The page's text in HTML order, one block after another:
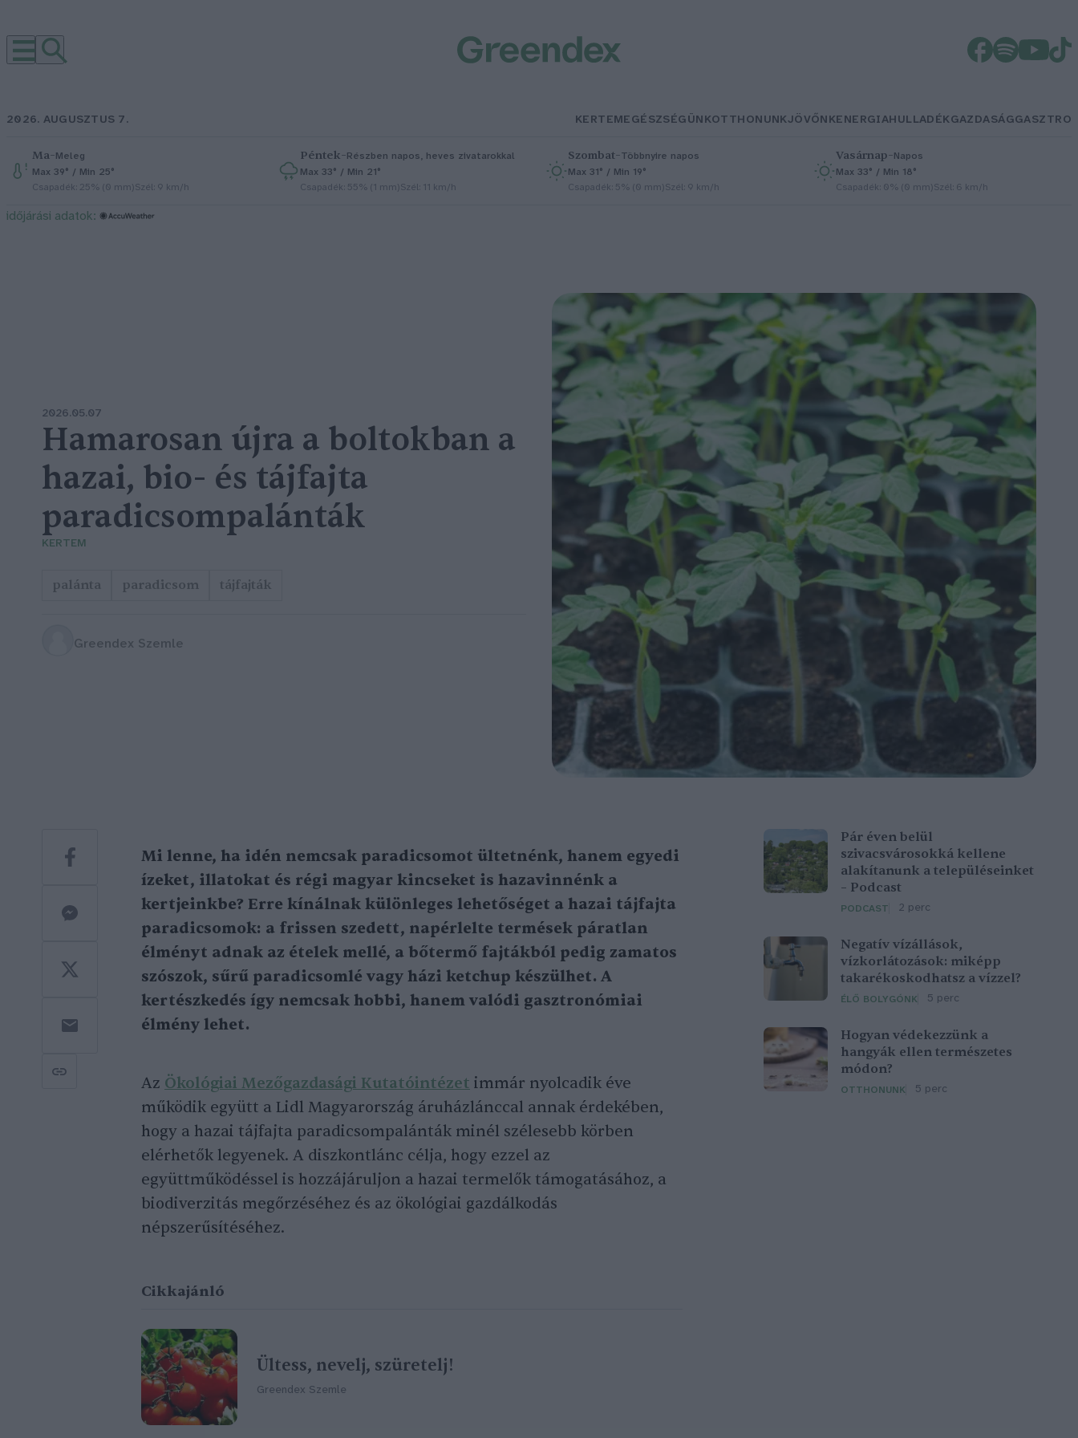
2026. AUGUSZTUS 7. KERTEMEGÉSZSÉGÜNKOTTHONUNKJÖVŐNKENERGIAHULLADÉKGAZDASÁGGASZTRO
Ma–Meleg
Max 39° / Min 25°
Csapadék: 25% (0 mm)Szél: 9 km/h
Péntek–Részben napos, heves zivatarokkal
Max 33° / Min 21°
Csapadék: 55% (1 mm)Szél: 11 km/h
Szombat–Többnyire napos
Max 31° / Min 19°
Csapadék: 5% (0 mm)Szél: 9 km/h
Vasárnap–Napos
Max 33° / Min 18°
Csapadék: 0% (0 mm)Szél: 6 km/h
időjárási adatok:
2026.05.07
Hamarosan újra a boltokban a
hazai, bio- és tájfajta
paradicsompalánták
KERTEM
palánta paradicsom tájfajták
Greendex Szemle
Mi lenne, ha idén nemcsak paradicsomot ültetnénk, hanem egyedi
ízeket, illatokat és régi magyar kincseket is hazavinnénk a
kertjeinkbe? Erre kínálnak különleges lehetőséget a hazai tájfajta
paradicsomok: a frissen szedett, napérlelte termések páratlan
élményt adnak az ételek mellé, a bőtermő fajtákból pedig zamatos
szószok, sűrű paradicsomlé vagy házi ketchup készülhet. A
kertészkedés így nemcsak hobbi, hanem valódi gasztronómiai
élmény lehet.
Az Ökológiai Mezőgazdasági Kutatóintézet immár nyolcadik éve
működik együtt a Lidl Magyarország áruházlánccal annak érdekében,
hogy a hazai tájfajta paradicsompalánták minél szélesebb körben
elérhetők legyenek. A diszkontlánc célja, hogy ezzel az
együttműködéssel is hozzájáruljon a hazai termelők támogatásához, a
biodiverzitás megőrzéséhez és az ökológiai gazdálkodás
népszerűsítéséhez.
Cikkajánló
Ültess, nevelj, szüretelj!
Greendex Szemle
Pár éven belül
szivacsvárosokká kellene
alakítanunk a településeinket
– Podcast
PODCAST 2 perc
Negatív vízállások,
vízkorlátozások: miképp
takarékoskodhatsz a vízzel?
ÉLŐ BOLYGÓNK 5 perc
Hogyan védekezzünk a
hangyák ellen természetes
módon?
OTTHONUNK 5 perc